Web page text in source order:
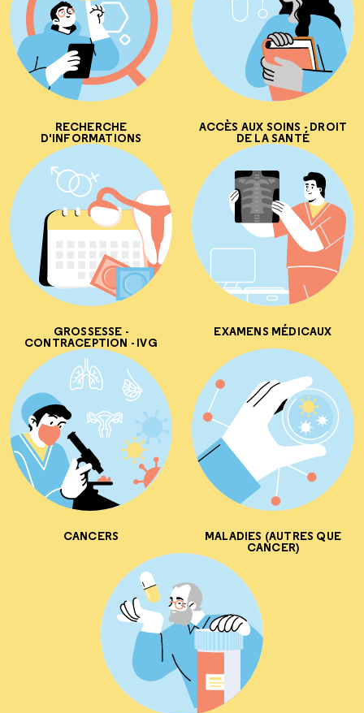
RECHERCHE
D'INFORMATIONS
ACCÈS AUX SOINS - DROIT
DE LA SANTÉ
GROSSESSE -
CONTRACEPTION - IVG
EXAMENS MÉDICAUX
CANCERS MALADIES (AUTRES QUE
CANCER)